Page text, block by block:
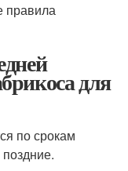
для
по срокам